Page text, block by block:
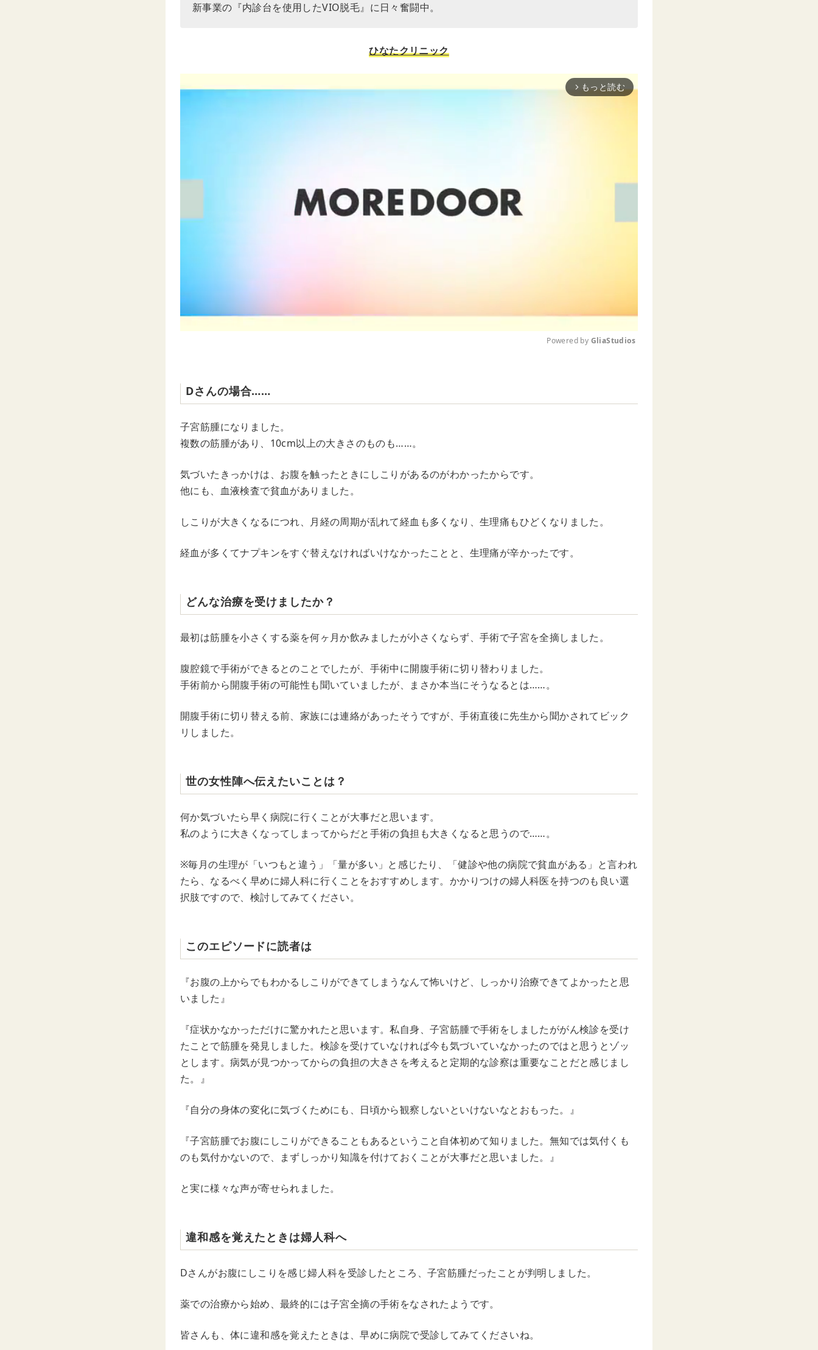
新事業の『内診台を使用したVIO脱毛』に日々奮闘中。
ひなたクリニック
arrow_forward_ios もっと読む
t
Powered by GliaStudios
Dさんの場合……
子宮筋腫になりました。
複数の筋腫があり、10cm以上の大きさのものも……。
気づいたきっかけは、お腹を触ったときにしこりがあるのがわかったからです。
他にも、血液検査で貧血がありました。
しこりが大きくなるにつれ、月経の周期が乱れて経血も多くなり、生理痛もひどくなりました。
経血が多くてナプキンをすぐ替えなければいけなかったことと、生理痛が辛かったです。
どんな治療を受けましたか？
最初は筋腫を小さくする薬を何ヶ月か飲みましたが小さくならず、手術で子宮を全摘しました。
腹腔鏡で手術ができるとのことでしたが、手術中に開腹手術に切り替わりました。
手術前から開腹手術の可能性も聞いていましたが、まさか本当にそうなるとは……。
開腹手術に切り替える前、家族には連絡があったそうですが、手術直後に先生から聞かされてビック
リしました。
世の女性陣へ伝えたいことは？
何か気づいたら早く病院に行くことが大事だと思います。
私のように大きくなってしまってからだと手術の負担も大きくなると思うので……。
※毎月の生理が「いつもと違う」「量が多い」と感じたり、「健診や他の病院で貧血がある」と言われ
たら、なるべく早めに婦人科に行くことをおすすめします。かかりつけの婦人科医を持つのも良い選
択肢ですので、検討してみてください。
このエピソードに読者は
『お腹の上からでもわかるしこりができてしまうなんて怖いけど、しっかり治療できてよかったと思
いました』
『症状かなかっただけに驚かれたと思います。私自身、子宮筋腫で手術をしましたががん検診を受け
たことで筋腫を発見しました。検診を受けていなければ今も気づいていなかったのではと思うとゾッ
とします。病気が見つかってからの負担の大きさを考えると定期的な診察は重要なことだと感じまし
た。』
『自分の身体の変化に気づくためにも、日頃から観察しないといけないなとおもった。』
『子宮筋腫でお腹にしこりができることもあるということ自体初めて知りました。無知では気付くも
のも気付かないので、まずしっかり知識を付けておくことが大事だと思いました。』
と実に様々な声が寄せられました。
違和感を覚えたときは婦人科へ
Dさんがお腹にしこりを感じ婦人科を受診したところ、子宮筋腫だったことが判明しました。
薬での治療から始め、最終的には子宮全摘の手術をなされたようです。
皆さんも、体に違和感を覚えたときは、早めに病院で受診してみてくださいね。